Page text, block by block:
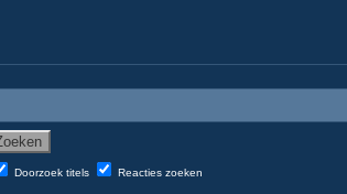
Doorzoek titels
Reacties zoeken